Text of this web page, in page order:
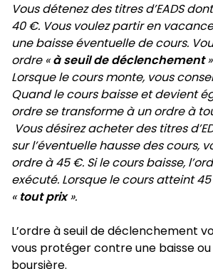
Vous détenez des titres d’EADS
40 €. Vous voulez partir en
une baisse éventuelle de cours.
ordre «à seuil de déclenchement
Lorsque le cours monte, vous
Quand le cours baisse et devient
ordre se transforme à un ordre à
Vous désirez acheter des titres
sur l’éventuelle hausse des cours,
ordre à 45 €. Si le cours baisse,
exécuté. Lorsque le cours atteint
«tout prix».
L’ordre à seuil de déclenchement
vous protéger contre une baisse ou
boursière.